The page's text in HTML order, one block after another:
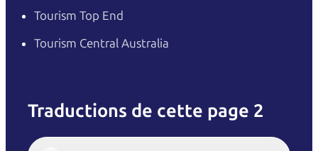
Tourism Top End
Tourism Central Australia
Traductions de cette page 2
Italiano